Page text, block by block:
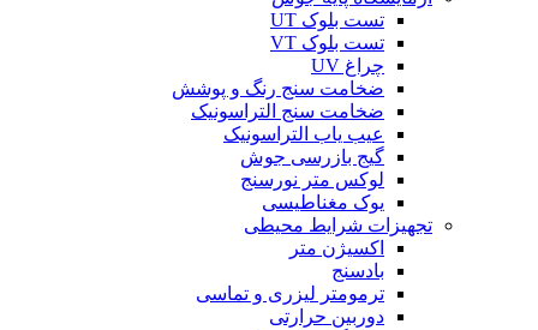
تست بلوک UT
تست بلوک VT
چراغ UV
ضخامت سنج رنگ و پوشش
ضخامت سنج التراسونیک
عیب یاب التراسونیک
گیج بازرسی جوش
لوکس متر نورسنج
یوک مغناطیسی
تجهیزات شرایط محیطی
اکسیژن متر
بادسنج
ترمومتر لیزری و تماسی
دوربین حرارتی